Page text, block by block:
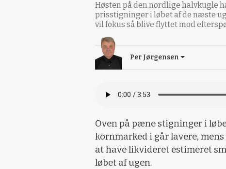
Høsten på den nordlige halvkugle
prisstigninger i løbet af de næste
vil fokus så blive flyttet mod
Per Jørgensen
Oven på pæne stigninger i
kornmarked i går lavere,
at have likvideret estimeret
løbet af ugen.